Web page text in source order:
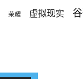
荣耀 虚拟现实